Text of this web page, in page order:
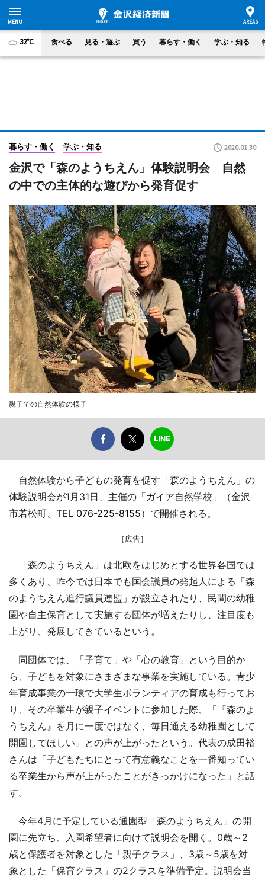
32°C 食べる 見る・遊ぶ 買う 暮らす・働く 学ぶ・知る
暮らす・働く 学ぶ・知る 2020.01.30
金沢で「森のようちえん」体験説明会 自然
の中での主体的な遊びから発育促す
親子での自然体験の様子
自然体験から子どもの発育を促す「森のようちえん」の
体験説明会が1月31日、主催の「ガイア自然学校」（金沢
市若松町、TEL 076-225-8155）で開催される。
［広告］
「森のようちえん」は北欧をはじめとする世界各国では
多くあり、昨今では日本でも国会議員の発起人による「森
のようちえん進行議員連盟」が設立されたり、民間の幼稚
園や自主保育として実施する団体が増えたりし、注目度も
上がり、発展してきているという。
同団体では、「子育て」や「心の教育」という目的か
ら、子どもを対象にさまざまな事業を実施している。青少
年育成事業の一環で大学生ボランティアの育成も行ってお
り、その卒業生が親子イベントに参加した際、「『森のよ
うちえん』を月に一度ではなく、毎日通える幼稚園として
開園してほしい」との声が上がったという。代表の成田裕
さんは「子どもたちにとって有意義なことを一番知ってい
る卒業生から声が上がったことがきっかけになった」と話
す。
今年4月に予定している通園型「森のようちえん」の開
園に先立ち、入園希望者に向けて説明会を開く。0歳～2
歳と保護者を対象とした「親子クラス」、3歳～5歳を対
象とした「保育クラス」の2クラスを準備予定。説明会当